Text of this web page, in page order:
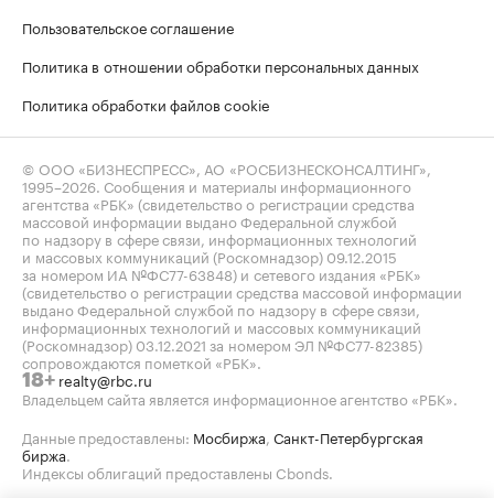
Пользовательское соглашение
Политика в отношении обработки персональных данных
Политика обработки файлов cookie
© ООО «БИЗНЕСПРЕСС», АО «РОСБИЗНЕСКОНСАЛТИНГ»,
1995–2026 . Сообщения и материалы информационного
агентства «РБК» (свидетельство о регистрации средства
массовой информации выдано Федеральной службой
по надзору в сфере связи, информационных технологий
и массовых коммуникаций (Роскомнадзор) 09.12.2015
за номером ИА №ФС77-63848) и сетевого издания «РБК»
(свидетельство о регистрации средства массовой информации
выдано Федеральной службой по надзору в сфере связи,
информационных технологий и массовых коммуникаций
(Роскомнадзор) 03.12.2021 за номером ЭЛ №ФС77-82385)
сопровождаются пометкой «РБК».
18+ realty@rbc.ru
Владельцем сайта является информационное агентство «РБК».
Данные предоставлены: Мосбиржа Санкт-Петербургская
биржа
Индексы облигаций предоставлены Cbonds.